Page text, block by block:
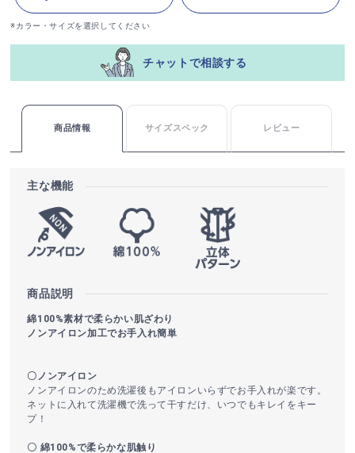
※カラー・サイズを選択してください
チャットで相談する
商品情報 サイズスペック レビュー
主な機能
商品説明
綿100%素材で柔らかい肌ざわり
ノンアイロン加工でお手入れ簡単
〇ノンアイロン
ノンアイロンのため洗濯後もアイロンいらずでお手入れが楽です。
ネットに入れて洗濯機で洗って干すだけ、いつでもキレイをキー
プ！
〇 綿100%で柔らかな肌触り